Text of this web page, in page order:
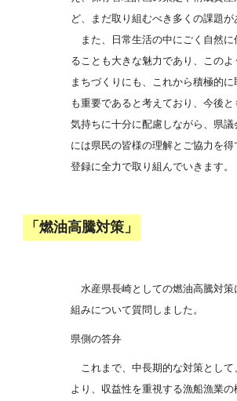
ど、まだ取り組むべき多くの課題が
また、日常生活の中にごく自然に
ることも大きな魅力であり、この
まちづくりにも、これから積極的に
も重要であると考えており、今後
気持ちに十分に配慮しながら、県議
には県民の皆様の理解とご協力を
登録に全力で取り組んでいきます。
「燃油高騰対策」
水産県長崎としての燃油高騰対策
組みについて質問しました。
県側の答弁
これまで、中長期的な対策として
より、収益性を重視する漁船漁業の